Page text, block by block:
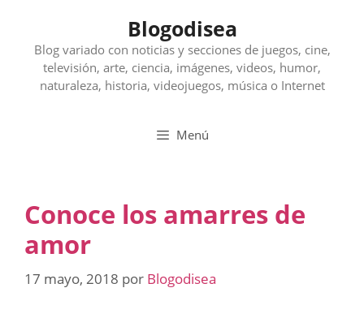
contenido
Blogodisea
Blog variado con noticias y secciones de juegos, cine,
televisión, arte, ciencia, imágenes, videos, humor,
naturaleza, historia, videojuegos, música o Internet
Menú
Conoce los amarres de
amor
17 mayo, 2018 por Blogodisea